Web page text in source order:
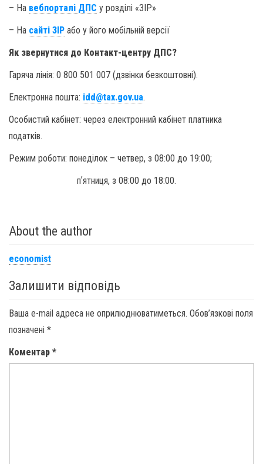
– На вебпорталі ДПС у розділі «ЗІР»
– На сайті ЗІР або у його мобільній версії
Як звернутися до Контакт-центру ДПС?
Гаряча лінія: 0 800 501 007 (дзвінки безкоштовні).
Електронна пошта: idd@tax.gov.ua.
Особистий кабінет: через електронний кабінет платника
податків.
Режим роботи: понеділок – четвер, з 08:00 до 19:00;
пʼятниця, з 08:00 до 18:00.
About the author
economist
Залишити відповідь
Ваша e-mail адреса не оприлюднюватиметься. Обов’язкові поля
позначені *
Коментар *